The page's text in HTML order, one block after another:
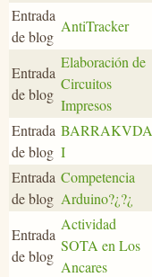
Entrada
de blog
AntiTracker
Entrada
de blog
Elaboración de
Circuitos
Impresos
Entrada
de blog
BARRAKVDA
I
Entrada
de blog
Competencia
Arduino?¿?¿
Entrada
de blog
Actividad
SOTA en Los
Ancares